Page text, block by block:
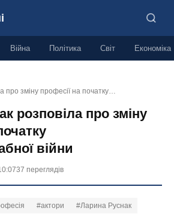
Війна Політика Світ Економіка
про зміну професії на початку…
розповіла про зміну
війни
37 переглядів
#актори #Ларина Руснак